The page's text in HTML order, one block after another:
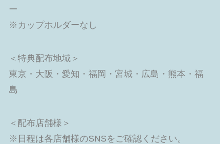
ー
※カップホルダーなし
＜特典配布地域＞
東京・大阪・愛知・福岡・宮城・広島・熊本・福
島
＜配布店舗様＞
※日程は各店舗様のSNSをご確認ください。